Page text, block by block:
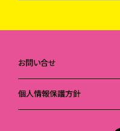
お問い合せ
個人情報保護方針